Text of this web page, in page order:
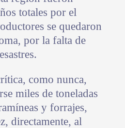
totales por el
se quedaron
por la falta de
como nunca,
miles de toneladas
y forrajes,
directamente, al